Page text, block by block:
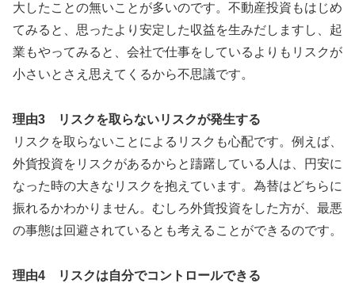
大したことの無いことが多いのです。不動産投資もはじめ
てみると、思ったより安定した収益を生みだしますし、起
業もやってみると、会社で仕事をしているよりもリスクが
小さいとさえ思えてくるから不思議です。
理由3 リスクを取らないリスクが発生する
リスクを取らないことによるリスクも心配です。例えば、
外貨投資をリスクがあるからと躊躇している人は、円安に
なった時の大きなリスクを抱えています。為替はどちらに
振れるかわかりません。むしろ外貨投資をした方が、最悪
の事態は回避されているとも考えることができるのです。
理由4 リスクは自分でコントロールできる